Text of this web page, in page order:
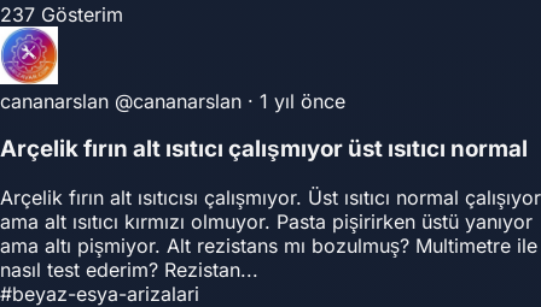
237 Gösterim
cananarslan @cananarslan · 1 yıl önce
Arçelik fırın alt ısıtıcı çalışmıyor üst ısıtıcı normal
Arçelik fırın alt ısıtıcısı çalışmıyor. Üst ısıtıcı normal çalışıyor
ama alt ısıtıcı kırmızı olmuyor. Pasta pişirirken üstü yanıyor
ama altı pişmiyor. Alt rezistans mı bozulmuş? Multimetre ile
nasıl test ederim? Rezistan...
#beyaz-esya-arizalari